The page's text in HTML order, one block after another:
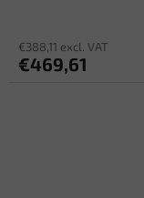
€388,11 excl. VAT
€469,61